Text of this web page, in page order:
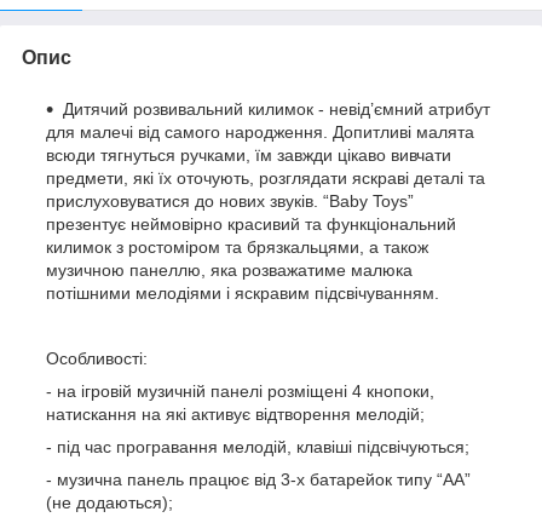
Опис
Дитячий розвивальний килимок - невід’ємний атрибут
для малечі від самого народження. Допитливі малята
всюди тягнуться ручками, їм завжди цікаво вивчати
предмети, які їх оточують, розглядати яскраві деталі та
прислуховуватися до нових звуків. “Baby Toys”
презентує неймовірно красивий та функціональний
килимок з ростоміром та брязкальцями, а також
музичною панеллю, яка розважатиме малюка
потішними мелодіями і яскравим підсвічуванням.
Особливості:
- на ігровій музичній панелі розміщені 4 кнопоки,
натискання на які активує відтворення мелодій;
- під час програвання мелодій, клавіші підсвічуються;
- музична панель працює від 3-х батарейок типу “АА”
(не додаються);